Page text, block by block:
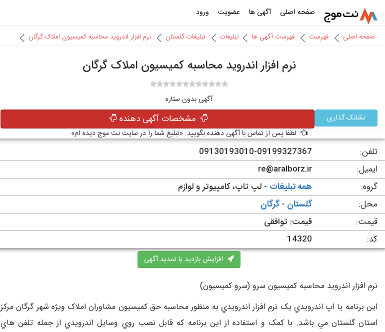
صفحه اصلی آگهی ها عضویت ورود
صفحه اصلی فهرست فهرست آگهی ها تبلیغات تبلیغات گلستان نرم افزار اندرويد محاسبه کميسيون املاک گرگان
نرم افزار اندرويد محاسبه کميسيون املاک گرگان
آگهی بدون ستاره
نشانک گذاری
مشخصات آگهی دهنده
لطفا پس از تماس با آگهی دهنده بگویید: «تبلیغ شما را در سایت نت موج دیده ام»
تلفن:
09130193010-09199327367
ایمیل:
re@aralborz.ir
گروه:
همه تبلیغات - لپ تاپ، کامپیوتر و لوازم
محل:
گلستان - گرگان
قیمت:
قیمت: توافقی
کد:
14320
افزایش بازدید یا تمدید آگهی
نرم افزار اندرويد محاسبه کميسيون سرو (سرو کميسيون)
اين برنامه يا اپ اندرويدي يک نرم افزار اندرويدي به منظور محاسبه حق کميسيون مشاوران املاک ويژه شهر گرگان مرکز
استان گلستان مي باشد. با کمک و استفاده از اين برنامه که قابل نصب روي وسايل اندرويدي از جمله تلفن هاي